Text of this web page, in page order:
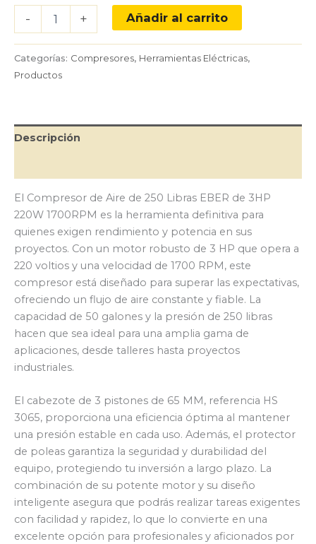
-
de
Libras
3HP
220W
+ Añadir al carrito
Categorías: Compresores, Herramientas Eléctricas,
Productos
Descripción
El Compresor de Aire de 250 Libras EBER de 3HP
220W 1700RPM es la herramienta definitiva para
quienes exigen rendimiento y potencia en sus
proyectos. Con un motor robusto de 3 HP que opera a
220 voltios y una velocidad de 1700 RPM, este
compresor está diseñado para superar las expectativas,
ofreciendo un flujo de aire constante y fiable. La
capacidad de 50 galones y la presión de 250 libras
hacen que sea ideal para una amplia gama de
aplicaciones, desde talleres hasta proyectos
industriales.
El cabezote de 3 pistones de 65 MM, referencia HS
3065, proporciona una eficiencia óptima al mantener
una presión estable en cada uso. Además, el protector
de poleas garantiza la seguridad y durabilidad del
equipo, protegiendo tu inversión a largo plazo. La
combinación de su potente motor y su diseño
inteligente asegura que podrás realizar tareas exigentes
con facilidad y rapidez, lo que lo convierte en una
excelente opción para profesionales y aficionados por